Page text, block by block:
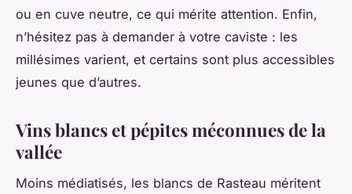
ou en cuve neutre, ce qui mérite attention. Enfin,
n’hésitez pas à demander à votre caviste : les
millésimes varient, et certains sont plus accessibles
jeunes que d’autres.
Vins blancs et pépites méconnues de la
vallée
Moins médiatisés, les blancs de Rasteau méritent